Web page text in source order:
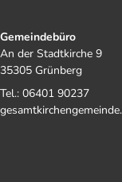
Gemeindebüro
An der Stadtkirche 9
35305 Grünberg
Tel.: 06401 90237